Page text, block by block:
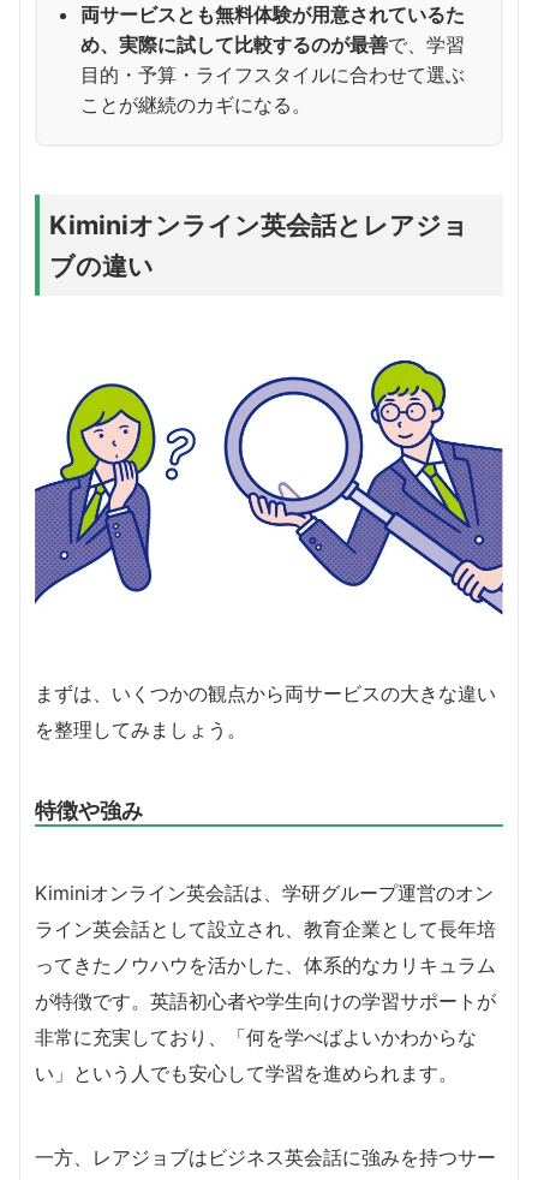
両サービスとも無料体験が用意されているた
め、実際に試して比較するのが最善で、学習
目的・予算・ライフスタイルに合わせて選ぶ
ことが継続のカギになる。
Kiminiオンライン英会話とレアジョ
ブの違い
まずは、いくつかの観点から両サービスの大きな違い
を整理してみましょう。
特徴や強み
Kiminiオンライン英会話は、学研グループ運営のオン
ライン英会話として設立され、教育企業として長年培
ってきたノウハウを活かした、体系的なカリキュラム
が特徴です。英語初心者や学生向けの学習サポートが
非常に充実しており、「何を学べばよいかわからな
い」という人でも安心して学習を進められます。
一方、レアジョブはビジネス英会話に強みを持つサー